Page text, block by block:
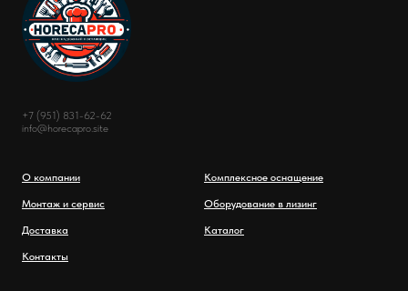
+7 (951) 831-62-62
info@horecapro.site
О компании
Монтаж и сервис
Доставка
Контакты
Комплексное оснащение
Оборудование в лизинг
Каталог